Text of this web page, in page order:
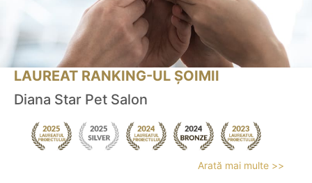
LAUREAT RANKING-UL ȘOIMII
Diana Star Pet Salon
Arată mai multe >>